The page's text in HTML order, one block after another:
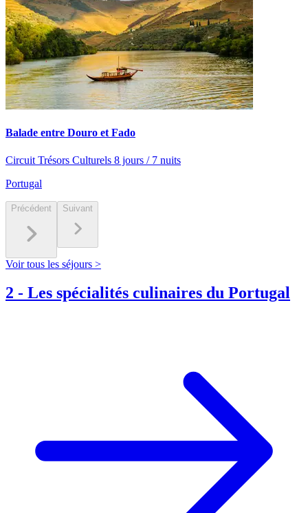
Balade entre Douro et Fado
Circuit Trésors Culturels 8 jours / 7 nuits
Portugal
Précédent Suivant
Voir tous les séjours >
2 - Les spécialités culinaires du Portugal